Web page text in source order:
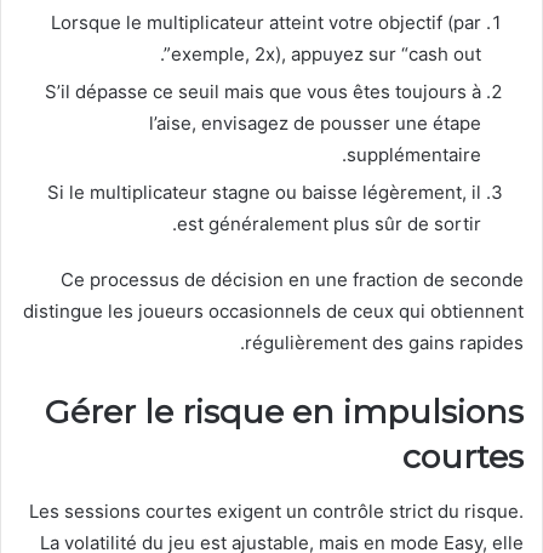
Lorsque le multiplicateur atteint votre objectif (par
exemple, 2x), appuyez sur “cash out”.
S’il dépasse ce seuil mais que vous êtes toujours à
l’aise, envisagez de pousser une étape
supplémentaire.
Si le multiplicateur stagne ou baisse légèrement, il
est généralement plus sûr de sortir.
Ce processus de décision en une fraction de seconde
distingue les joueurs occasionnels de ceux qui obtiennent
régulièrement des gains rapides.
Gérer le risque en impulsions
courtes
Les sessions courtes exigent un contrôle strict du risque.
La volatilité du jeu est ajustable, mais en mode Easy, elle